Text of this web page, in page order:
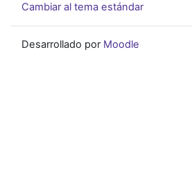
Cambiar al tema estándar
Desarrollado por Moodle